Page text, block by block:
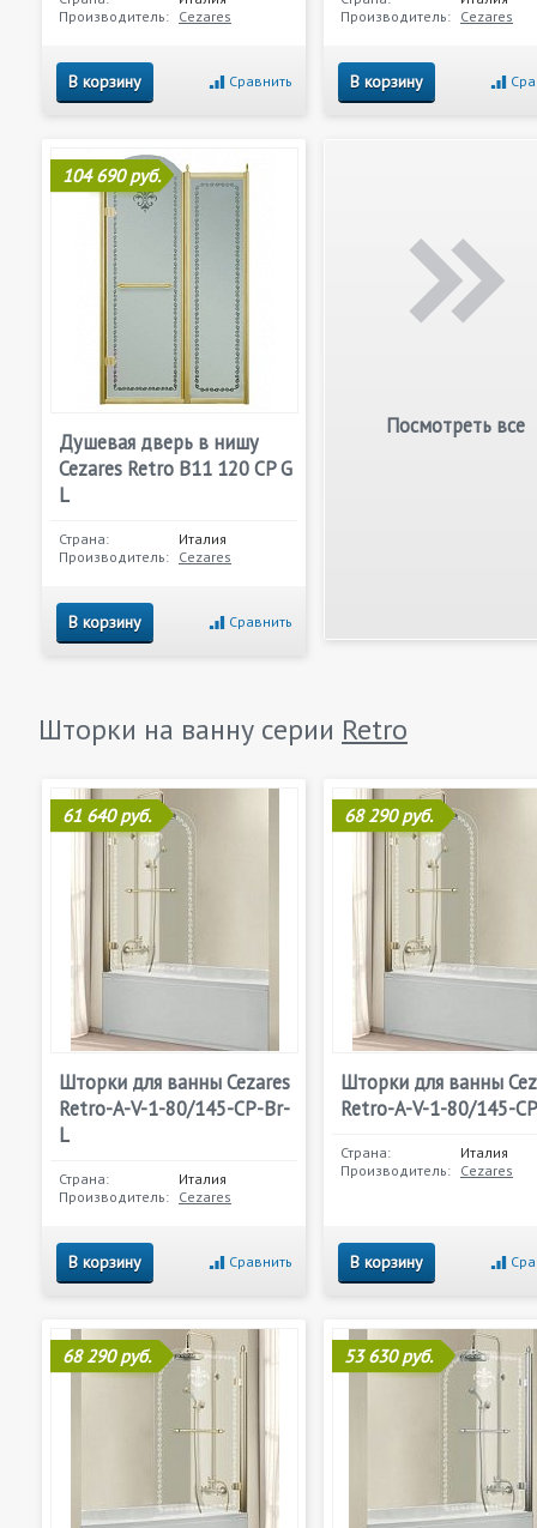
Производитель: Cezares
В корзину Сравнить
Производитель: Cezares
В корзину
104 690 руб.
Душевая дверь в нишу
Cezares Retro B11 120 CP G
L
Страна:
Италия
Производитель: Cezares
В корзину Сравнить
Посмотреть все
Шторки на ванну серии Retro
61 640 руб.
Шторки для ванны Cezares
Retro-A-V-1-80/145-CP-Br-
L
Страна:
Италия
Производитель: Cezares
В корзину Сравнить
68 290 руб.
Шторки для ванны
Retro-A-V-1-80/145-
Страна:
Италия
Производитель: Cezares
В корзину
68 290 руб. 53 630 руб.